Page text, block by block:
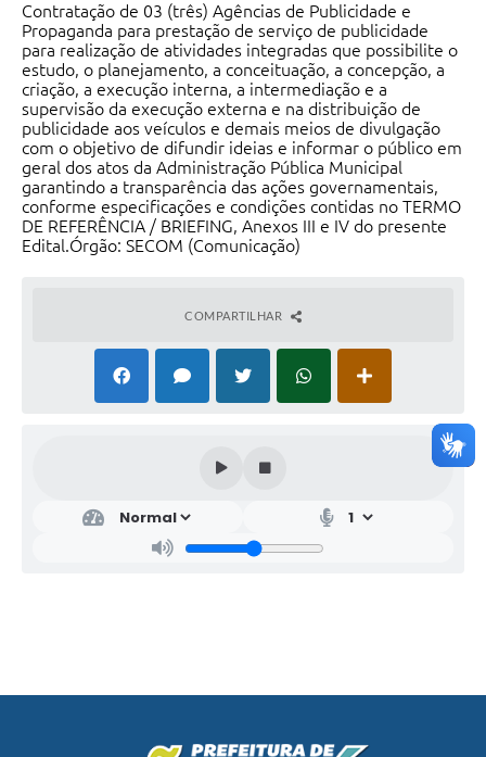
Contratação de 03 (três) Agências de Publicidade e
Propaganda para prestação de serviço de publicidade
para realização de atividades integradas que possibilite o
estudo, o planejamento, a conceituação, a concepção, a
criação, a execução interna, a intermediação e a
supervisão da execução externa e na distribuição de
publicidade aos veículos e demais meios de divulgação
com o objetivo de difundir ideias e informar o público em
geral dos atos da Administração Pública Municipal
garantindo a transparência das ações governamentais,
conforme especificações e condições contidas no TERMO
DE REFERÊNCIA / BRIEFING, Anexos III e IV do presente
Edital.Órgão: SECOM (Comunicação)
COMPARTILHAR